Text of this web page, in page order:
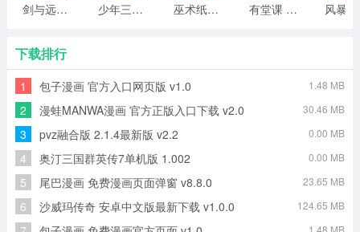
4、邀请码输入后获得验证码进行注册登录即可。
剑与远行人全角色版 vv1.14 少年三国志2无限元宝版最新版 vv5.3.9 巫术纸牌游戏 vv1.1.14 有堂课 v1.2.2
下载排行
1 包子漫画 官方入口网页版 v1.0 1.48 MB
2 漫蛙MANWA漫画 官方正版入口下载 v2.0 30.46 MB
3 pvz融合版 2.1.4最新版 v2.2 0.00 MB
4 奥汀三国群英传7单机版 1.002 0.00 MB
5 尾巴漫画 免费漫画页面弹窗 v8.8.0 23.65 MB
6 沙威玛传奇 安卓中文版最新下载 v1.0.0 124.65 MB
1.48 MB